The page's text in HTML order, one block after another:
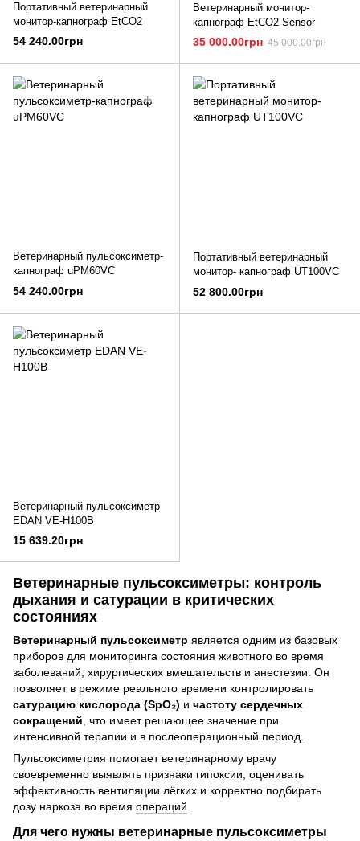
Портативный ветеринарный
монитор-капнограф EtCO2
54 240.00грн
Ветеринарный монитор-
капнограф EtCO2 Sensor
35 000.00грн 45 000.00грн
Ветеринарный пульсоксиметр-
капнограф uPM60VC
54 240.00грн
Портативный ветеринарный
монитор- капнограф UT100VC
52 800.00грн
Ветеринарный пульсоксиметр
EDAN VE-H100B
15 639.20грн
Ветеринарные пульсоксиметры: контроль
дыхания и сатурации в критических
состояниях
Ветеринарный пульсоксиметр является одним из базовых
приборов для мониторинга состояния животного во время
заболеваний, хирургических вмешательств и анестезии . Он
позволяет в режиме реального времени контролировать
сатурацию кислорода (SpO₂) и частоту сердечных
сокращений , что имеет решающее значение при
интенсивной терапии и в послеоперационный период.
Пульсоксиметрия помогает ветеринарному врачу
своевременно выявлять признаки гипоксии, оценивать
эффективность вентиляции лёгких и корректно подбирать
дозу наркоза во время операций
Для чего нужны ветеринарные пульсоксиметры